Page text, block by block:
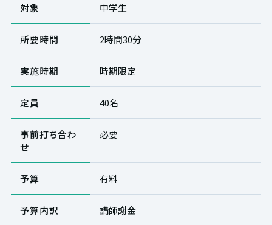
対象 中学生
所要時間 2時間30分
実施時期 時期限定
定員 40名
事前打ち合わ
せ
必要
予算 有料
予算内訳 講師謝金